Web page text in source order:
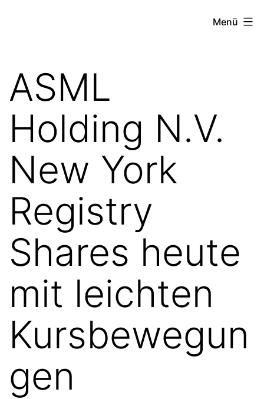
project
Menü
ASML
Holding N.V.
New York
Registry
Shares heute
mit leichten
Kursbewegun
gen